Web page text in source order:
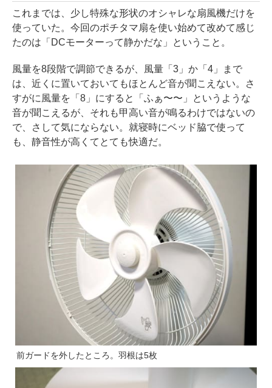
これまでは、少し特殊な形状のオシャレな扇風機だけを
使っていた。今回のポチタマ扇を使い始めて改めて感じ
たのは「DCモーターって静かだな」ということ。
風量を8段階で調節できるが、風量「3」か「4」まで
は、近くに置いておいてもほとんど音が聞こえない。さ
すがに風量を「8」にすると「ふぁ〜〜」というような
音が聞こえるが、それも甲高い音が鳴るわけではないの
で、さして気にならない。就寝時にベッド脇で使って
も、静音性が高くてとても快適だ。
前ガードを外したところ。羽根は5枚